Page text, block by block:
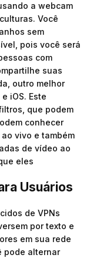
a webcam
Você
sem
pois você será
com
suas
outro melhor
iOS. Este
que podem
conhecer
vivo e também
de vídeo ao
eles
Usuários
de VPNs
por texto e
em sua rede
pode alternar